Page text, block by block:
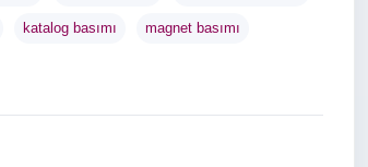
katalog basımı magnet basımı